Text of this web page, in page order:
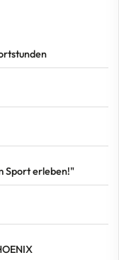
Sport erleben!"